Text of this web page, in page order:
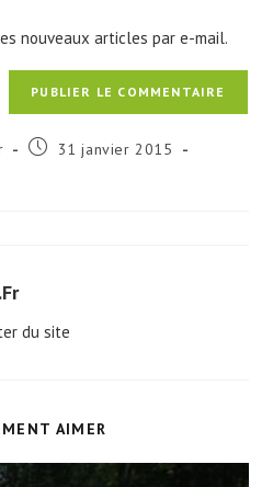
nouveaux articles par e-mail.
Publication
31 janvier 2015
du site
AIMER